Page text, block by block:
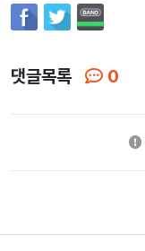
댓글목록 0